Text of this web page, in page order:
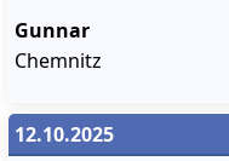
Gunnar
Chemnitz
12.10.2025